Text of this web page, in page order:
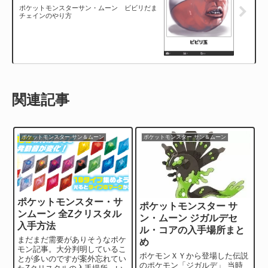
ポケットモンスターサン・ムーン ビビリだま
チェインのやり方
関連記事
ポケットモンスター サン＆ムーン
ポケットモンスター・サ
ンムーン 全Zクリスタル
入手方法
まだまだ需要がありそうなポケ
モン記事。大分判明しているこ
とが多いのですが案外忘れてい
ポケットモンスター サン＆ムーン
ポケットモンスター サ
ン・ムーン ジガルデセ
ル・コアの入手場所まと
め
ポケモンＸＹから登場した伝説
のポケモン「ジガルデ」 当時